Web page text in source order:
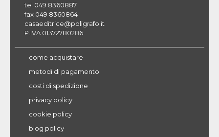
tel 049 8360887
fax 049 8360864
casaeditrice@poligrafo.it
P.IVA 01372780286
come acquistare
metodi di pagamento
costi di spedizione
privacy policy
cookie policy
blog policy